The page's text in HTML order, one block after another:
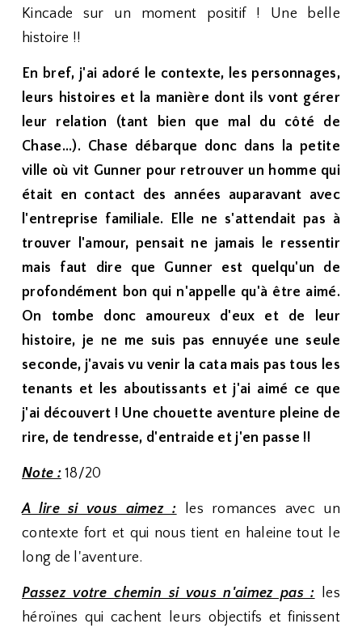
Kincade sur un moment positif ! Une belle
histoire !!
En bref, j'ai adoré le contexte, les personnages,
leurs histoires et la manière dont ils vont gérer
leur relation (tant bien que mal du côté de
Chase...). Chase débarque donc dans la petite
ville où vit Gunner pour retrouver un homme qui
était en contact des années auparavant avec
l'entreprise familiale. Elle ne s'attendait pas à
trouver l'amour, pensait ne jamais le ressentir
mais faut dire que Gunner est quelqu'un de
profondément bon qui n'appelle qu'à être aimé.
On tombe donc amoureux d'eux et de leur
histoire, je ne me suis pas ennuyée une seule
seconde, j'avais vu venir la cata mais pas tous les
tenants et les aboutissants et j'ai aimé ce que
j'ai découvert ! Une chouette aventure pleine de
rire, de tendresse, d'entraide et j'en passe !!
Note :18/20
A lire si vous aimez : les romances avec un
contexte fort et qui nous tient en haleine tout le
long de l'aventure.
Passez votre chemin si vous n'aimez pas : les
héroïnes qui cachent leurs objectifs et finissent